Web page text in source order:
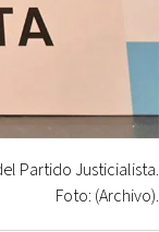
Partido Justicialista.
Foto: (Archivo).